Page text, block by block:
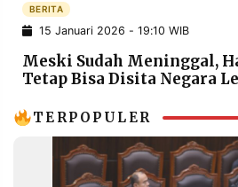
INFORMASI
IKLAN TULISAN
PENGADUAN TERM
OF
IKUTI
BERITA
15 Januari 2026 - 19:10 WIB
Meski Sudah Meninggal,
Tetap Bisa Disita Negara
TERPOPULER